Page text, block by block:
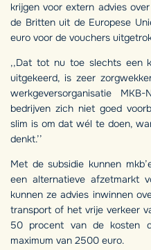
krijgen voor extern advies
de Britten uit de Europese
euro voor de vouchers
,,Dat tot nu toe slechts een
uitgekeerd, is zeer
werkgeversorganisatie
bedrijven zich niet goed
slim is om dat wél te doen,
denkt.’’
Met de subsidie kunnen
een alternatieve afzetmarkt
kunnen ze advies inwinnen
transport of het vrije verkeer
50 procent van de kosten
maximum van 2500 euro.